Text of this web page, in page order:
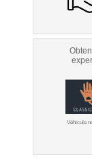
Véhicule